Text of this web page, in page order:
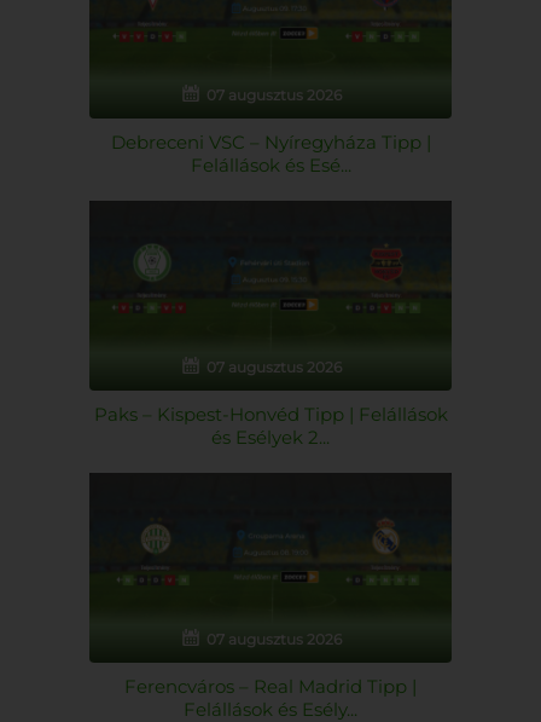
07 augusztus 2026
Debreceni VSC – Nyíregyháza Tipp |
Felállások és Esé...
07 augusztus 2026
Paks – Kispest-Honvéd Tipp | Felállások
és Esélyek 2...
07 augusztus 2026
Ferencváros – Real Madrid Tipp |
Felállások és Esély...